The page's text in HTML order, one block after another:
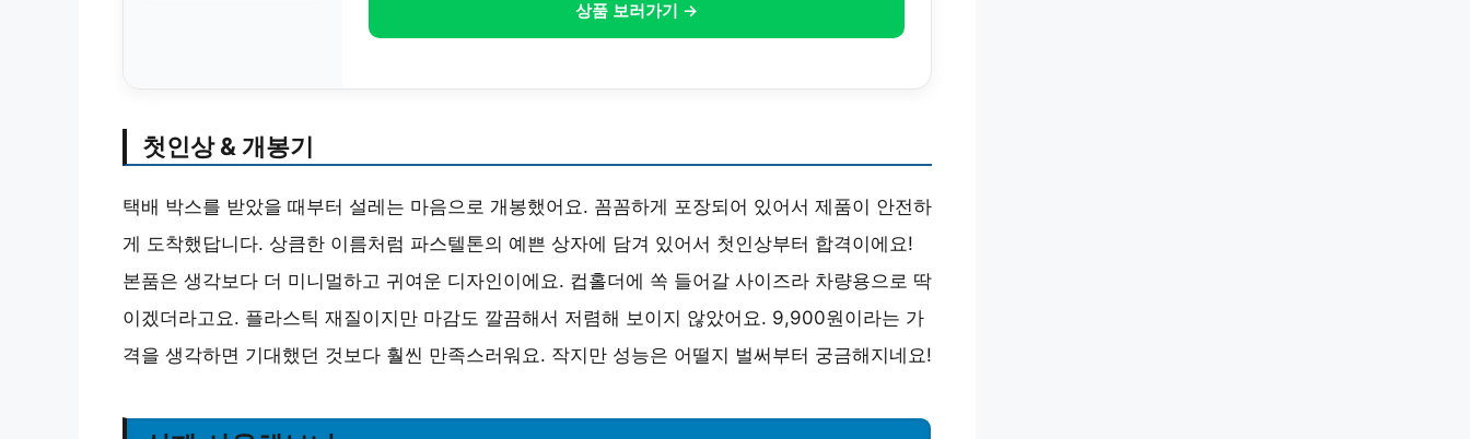
상품 보러가기 →
첫인상 & 개봉기
택배 박스를 받았을 때부터 설레는 마음으로 개봉했어요. 꼼꼼하게 포장되어 있어서 제품이 안전하
게 도착했답니다. 상큼한 이름처럼 파스텔톤의 예쁜 상자에 담겨 있어서 첫인상부터 합격이에요!
본품은 생각보다 더 미니멀하고 귀여운 디자인이에요. 컵홀더에 쏙 들어갈 사이즈라 차량용으로 딱
이겠더라고요. 플라스틱 재질이지만 마감도 깔끔해서 저렴해 보이지 않았어요. 9,900원이라는 가
격을 생각하면 기대했던 것보다 훨씬 만족스러워요. 작지만 성능은 어떨지 벌써부터 궁금해지네요!